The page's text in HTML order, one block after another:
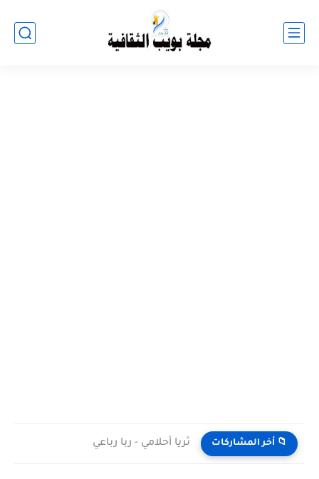
📁 أخر المشاركات ثريا أحلامي - ربا رباعي